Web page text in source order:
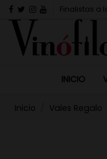
Finalistas a
INICIO
Inicio Vales Regalo